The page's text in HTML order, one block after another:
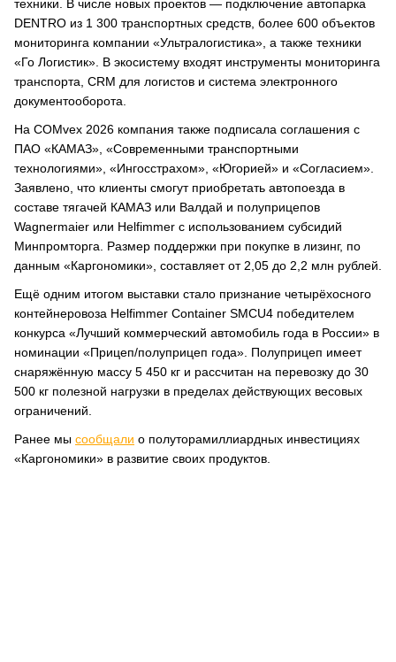
техники. В числе новых проектов — подключение автопарка
DENTRO из 1 300 транспортных средств, более 600 объектов
мониторинга компании «Ультралогистика», а также техники
«Го Логистик». В экосистему входят инструменты мониторинга
транспорта, CRM для логистов и система электронного
документооборота.
На COMvex 2026 компания также подписала соглашения с
ПАО «КАМАЗ», «Современными транспортными
технологиями», «Ингосстрахом», «Югорией» и «Согласием».
Заявлено, что клиенты смогут приобретать автопоезда в
составе тягачей КАМАЗ или Валдай и полуприцепов
Wagnermaier или Helfimmer с использованием субсидий
Минпромторга. Размер поддержки при покупке в лизинг, по
данным «Каргономики», составляет от 2,05 до 2,2 млн рублей.
Ещё одним итогом выставки стало признание четырёхосного
контейнеровоза Helfimmer Container SMCU4 победителем
конкурса «Лучший коммерческий автомобиль года в России» в
номинации «Прицеп/полуприцеп года». Полуприцеп имеет
снаряжённую массу 5 450 кг и рассчитан на перевозку до 30
500 кг полезной нагрузки в пределах действующих весовых
ограничений.
Ранее мы сообщали о полуторамиллиардных инвестициях
«Каргономики» в развитие своих продуктов.